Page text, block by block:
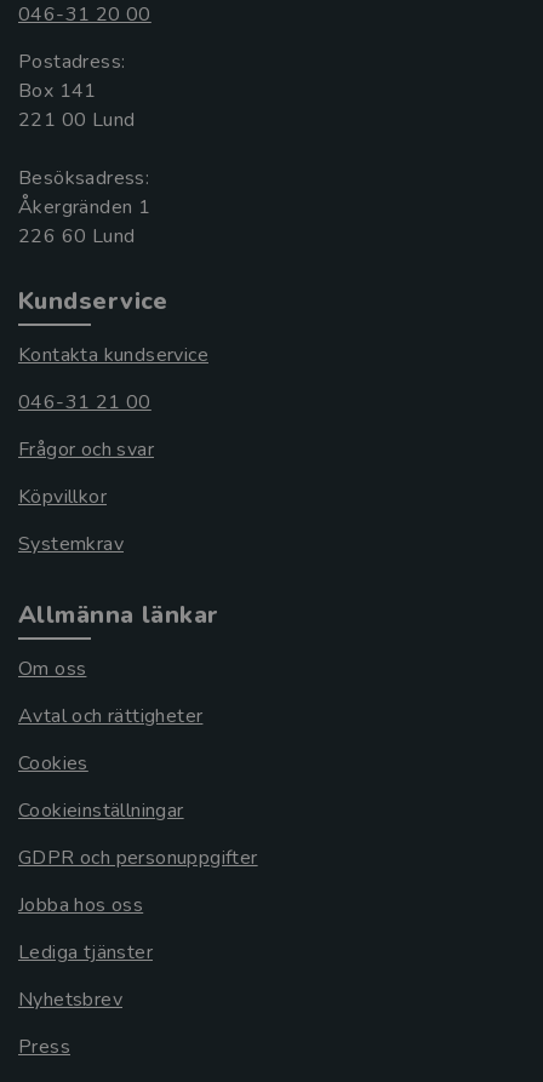
046-31 20 00
Postadress:
Box 141
221 00 Lund
Besöksadress:
Åkergränden 1
Kundservice
Kontakta kundservice
046-31 21 00
Frågor och svar
Köpvillkor
Systemkrav
Allmänna länkar
Om oss
Avtal och rättigheter
Cookies
Cookieinställningar
GDPR och personuppgifter
Jobba hos oss
Lediga tjänster
Nyhetsbrev
Press